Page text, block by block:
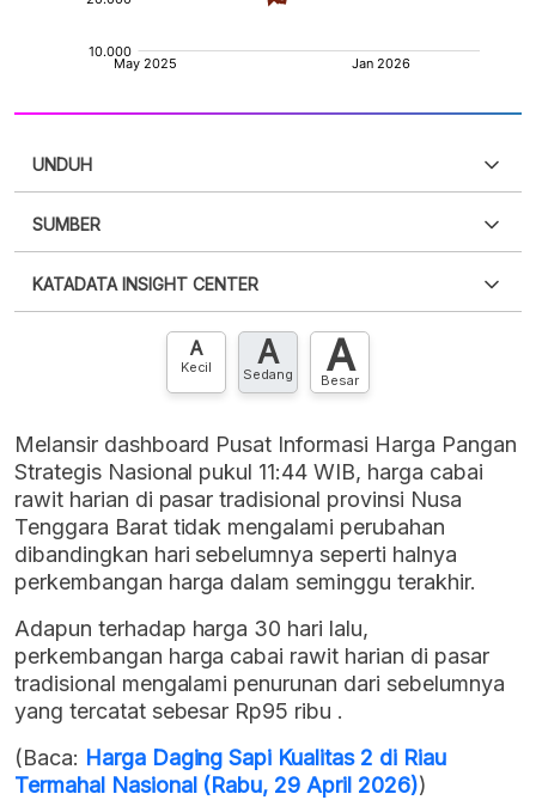
UNDUH
XLS
SUMBER
punya akun?Silakan Daftar sekarang
KATADATA INSIGHT CENTER
Hubungi sekarang »
A
Kecil A
Sedang A
Besar
Melansir dashboard Pusat Informasi Harga Pangan
Strategis Nasional pukul 11:44 WIB, harga cabai
rawit harian di pasar tradisional provinsi Nusa
Tenggara Barat tidak mengalami perubahan
dibandingkan hari sebelumnya seperti halnya
perkembangan harga dalam seminggu terakhir.
Adapun terhadap harga 30 hari lalu,
perkembangan harga cabai rawit harian di pasar
tradisional mengalami penurunan dari sebelumnya
yang tercatat sebesar Rp95 ribu .
(Baca: Harga Daging Sapi Kualitas 2 di Riau
Termahal Nasional (Rabu, 29 April 2026))